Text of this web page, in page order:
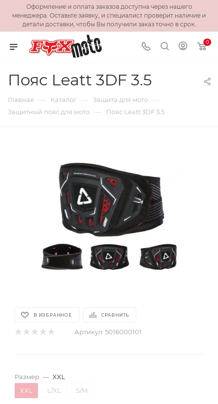
Оформление и оплата заказов доступна через нашего
менеджера. Оставьте заявку, и специалист проверит наличие и
детали доставки, чтобы Вы получили заказ точно в срок.
0
Пояс Leatt 3DF 3.5
Главная — Каталог — Защита для мото —
Защитный пояс для мото — Пояс Leatt 3DF 3.5
В ИЗБРАННОЕ СРАВНИТЬ
Артикул: 5016000101
Размер — XXL
XXL
L/XL S/M